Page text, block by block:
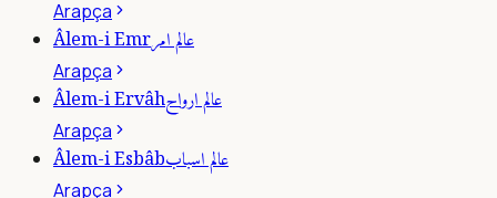
Arapça
Âlem-i Emrعالم امر
Arapça
Âlem-i Ervâhعالم ارواح
Arapça
Âlem-i Esbâbعالم اسباب
Arapça